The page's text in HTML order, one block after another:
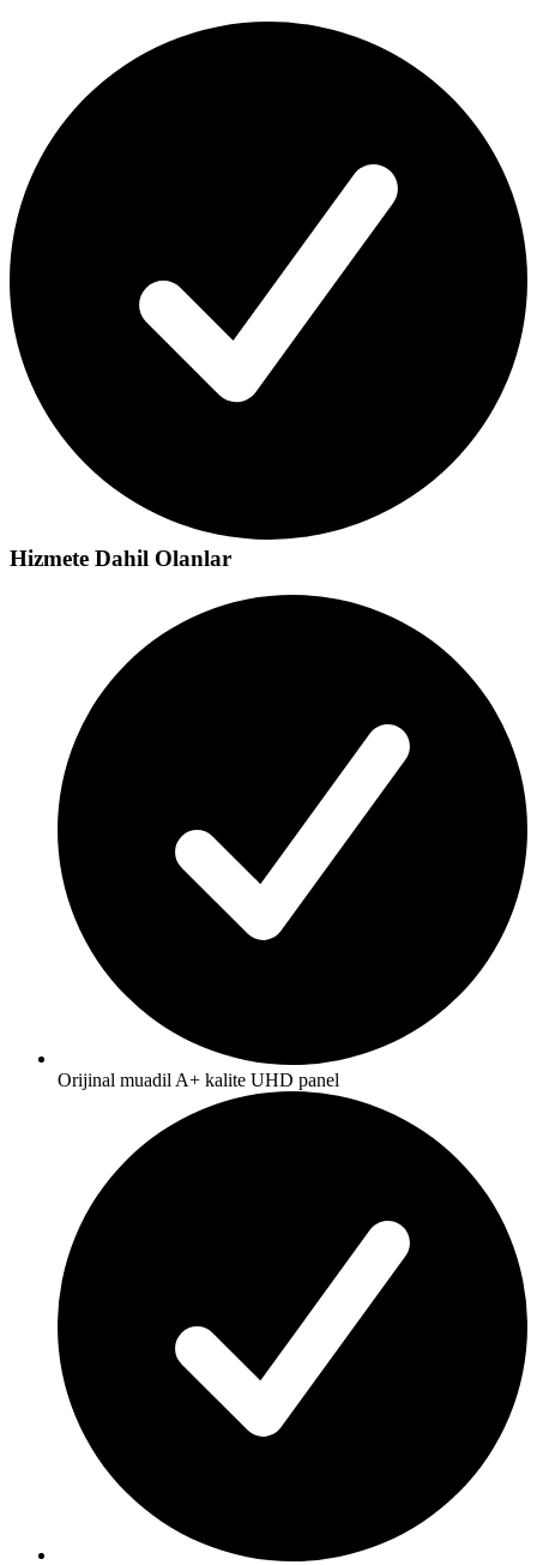
Hizmete Dahil Olanlar
Orijinal muadil A+ kalite UHD panel